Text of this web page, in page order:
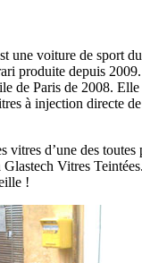
une voiture de sport
produite depuis
de Paris de 2008. Elle
à injection directe
vitres d’une des toutes
Vitres
!